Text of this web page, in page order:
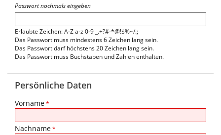
Passwort nochmals eingeben
Erlaubte Zeichen: A-Z a-z 0-9 _.+?#-*@!$%~/:;
Das Passwort muss mindestens 6 Zeichen lang sein.
Das Passwort darf höchstens 20 Zeichen lang sein.
Das Passwort muss Buchstaben und Zahlen enthalten.
Persönliche Daten
Vorname*
Nachname*